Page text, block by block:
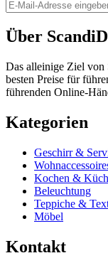
Über
Das alleinige Ziel von
besten Preise für
führenden Online-
Kategorien
Geschirr &
Kochen &
Beleuchtung
Teppiche &
Möbel
Kontakt